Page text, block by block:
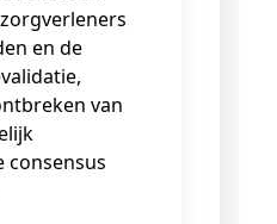
en de
van